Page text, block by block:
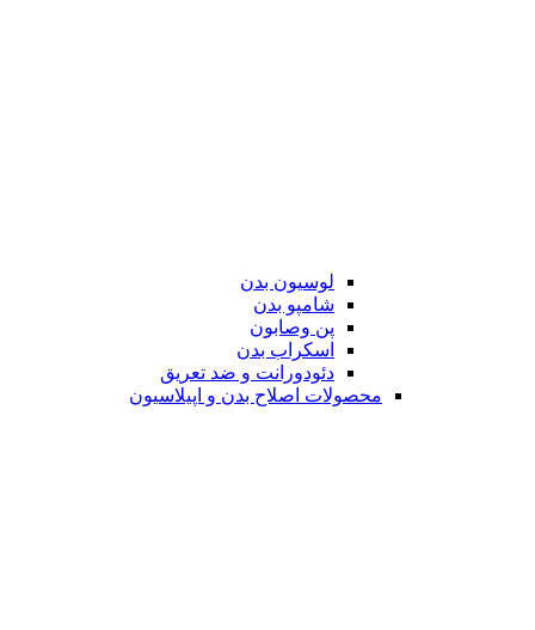
لوسیون بدن
شامپو بدن
پن وصابون
اسکراب بدن
دئودورانت و ضد تعریق
محصولات اصلاح بدن و اپیلاسیون